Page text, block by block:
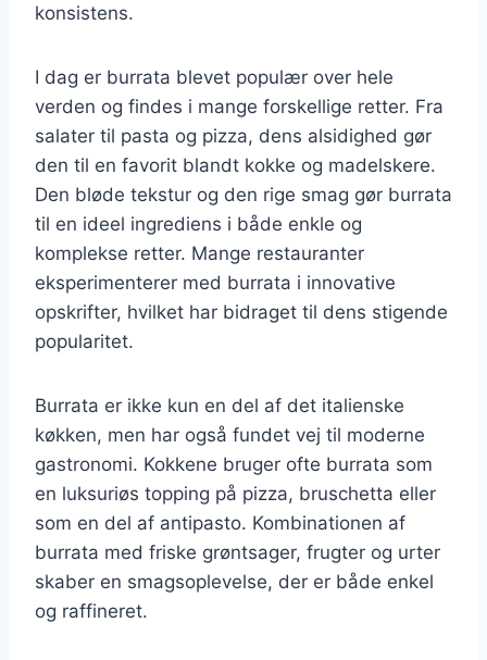
konsistens.
I dag er burrata blevet populær over hele
verden og findes i mange forskellige retter. Fra
salater til pasta og pizza, dens alsidighed gør
den til en favorit blandt kokke og madelskere.
Den bløde tekstur og den rige smag gør burrata
til en ideel ingrediens i både enkle og
komplekse retter. Mange restauranter
eksperimenterer med burrata i innovative
opskrifter, hvilket har bidraget til dens stigende
popularitet.
Burrata er ikke kun en del af det italienske
køkken, men har også fundet vej til moderne
gastronomi. Kokkene bruger ofte burrata som
en luksuriøs topping på pizza, bruschetta eller
som en del af antipasto. Kombinationen af
burrata med friske grøntsager, frugter og urter
skaber en smagsoplevelse, der er både enkel
og raffineret.